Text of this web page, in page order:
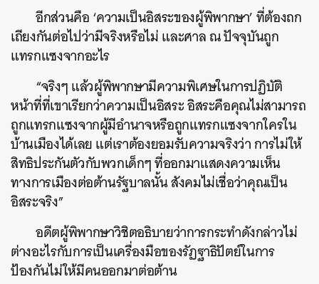
อีกส่วนคือ ‘ความเป็นอิสระของผู้พิพากษา’ ที่ต้องถก
เถียงกันต่อไปว่ามีจริงหรือไม่ และศาล ณ ปัจจุบันถูก
แทรกแซงจากอะไร
“จริงๆ แล้วผู้พิพากษามีความพิเศษในการปฏิบัติ
หน้าที่ที่เขาเรียกว่าความเป็นอิสระ อิสระคือคุณไม่สามารถ
ถูกแทรกแซงจากผู้มีอำนาจหรือถูกแทรกแซงจากใครใน
บ้านเมืองได้เลย แต่เราต้องยอมรับความจริงว่า การไม่ให้
สิทธิประกันตัวกับพวกเด็กๆ ที่ออกมาแสดงความเห็น
ทางการเมืองต่อต้านรัฐบาลนั้น สังคมไม่เชื่อว่าคุณเป็น
อิสระจริง”
อดีตผู้พิพากษาวิชิตอธิบายว่าการกระทำดังกล่าวไม่
ต่างอะไรกับการเป็นเครื่องมือของรัฏฐาธิปัตย์ในการ
ป้องกันไม่ให้มีคนออกมาต่อต้าน